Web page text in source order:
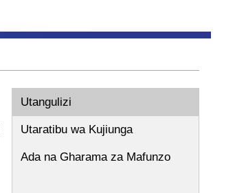
Utangulizi
Utaratibu wa Kujiunga
Ada na Gharama za Mafunzo